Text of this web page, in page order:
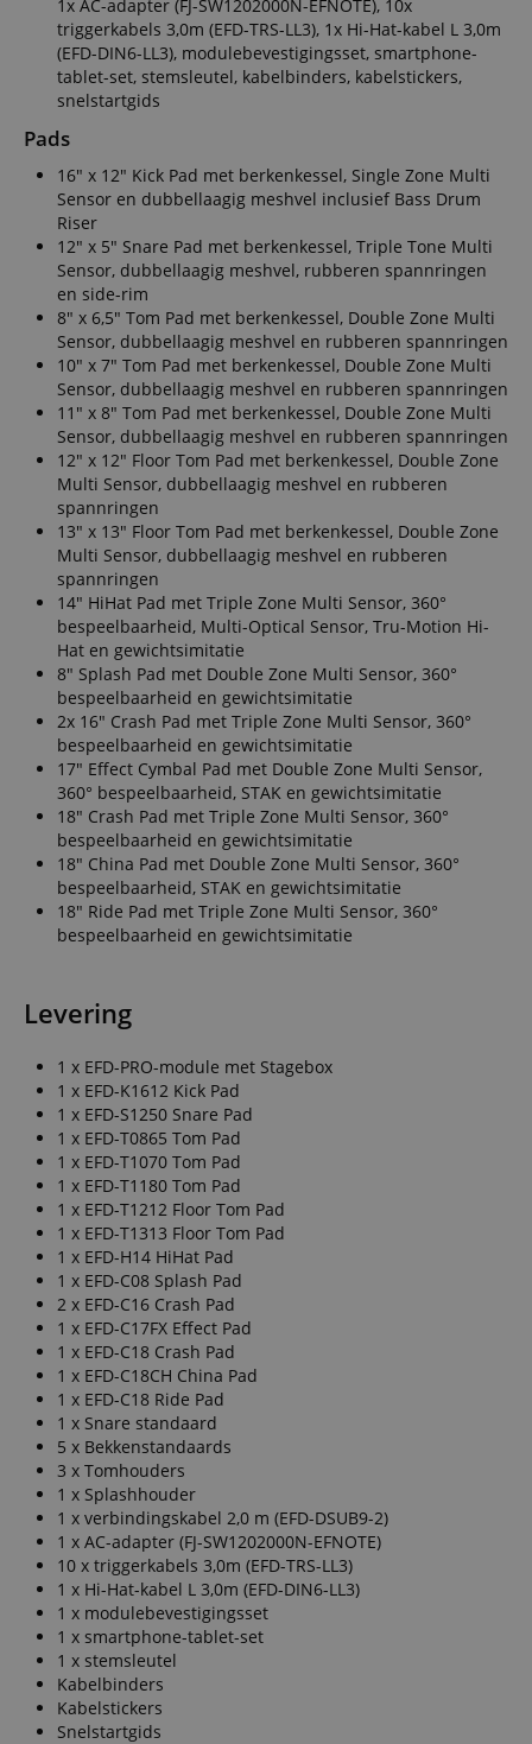
1x AC-adapter (FJ-SW1202000N-EFNOTE), 10x
triggerkabels 3,0m (EFD-TRS-LL3), 1x Hi-Hat-kabel L 3,0m
(EFD-DIN6-LL3), modulebevestigingsset, smartphone-
tablet-set, stemsleutel, kabelbinders, kabelstickers,
snelstartgids
Pads
16" x 12" Kick Pad met berkenkessel, Single Zone Multi
Sensor en dubbellaagig meshvel inclusief Bass Drum
Riser
12" x 5" Snare Pad met berkenkessel, Triple Tone Multi
Sensor, dubbellaagig meshvel, rubberen spannringen
en side-rim
8" x 6,5" Tom Pad met berkenkessel, Double Zone Multi
Sensor, dubbellaagig meshvel en rubberen spannringen
10" x 7" Tom Pad met berkenkessel, Double Zone Multi
Sensor, dubbellaagig meshvel en rubberen spannringen
11" x 8" Tom Pad met berkenkessel, Double Zone Multi
Sensor, dubbellaagig meshvel en rubberen spannringen
12" x 12" Floor Tom Pad met berkenkessel, Double Zone
Multi Sensor, dubbellaagig meshvel en rubberen
spannringen
13" x 13" Floor Tom Pad met berkenkessel, Double Zone
Multi Sensor, dubbellaagig meshvel en rubberen
spannringen
14" HiHat Pad met Triple Zone Multi Sensor, 360°
bespeelbaarheid, Multi-Optical Sensor, Tru-Motion Hi-
Hat en gewichtsimitatie
8" Splash Pad met Double Zone Multi Sensor, 360°
bespeelbaarheid en gewichtsimitatie
2x 16" Crash Pad met Triple Zone Multi Sensor, 360°
bespeelbaarheid en gewichtsimitatie
17" Effect Cymbal Pad met Double Zone Multi Sensor,
360° bespeelbaarheid, STAK en gewichtsimitatie
18" Crash Pad met Triple Zone Multi Sensor, 360°
bespeelbaarheid en gewichtsimitatie
18" China Pad met Double Zone Multi Sensor, 360°
bespeelbaarheid, STAK en gewichtsimitatie
18" Ride Pad met Triple Zone Multi Sensor, 360°
bespeelbaarheid en gewichtsimitatie
Levering
1 x EFD-PRO-module met Stagebox
1 x EFD-K1612 Kick Pad
1 x EFD-S1250 Snare Pad
1 x EFD-T0865 Tom Pad
1 x EFD-T1070 Tom Pad
1 x EFD-T1180 Tom Pad
1 x EFD-T1212 Floor Tom Pad
1 x EFD-T1313 Floor Tom Pad
1 x EFD-H14 HiHat Pad
1 x EFD-C08 Splash Pad
2 x EFD-C16 Crash Pad
1 x EFD-C17FX Effect Pad
1 x EFD-C18 Crash Pad
1 x EFD-C18CH China Pad
1 x EFD-C18 Ride Pad
1 x Snare standaard
5 x Bekkenstandaards
3 x Tomhouders
1 x Splashhouder
1 x verbindingskabel 2,0 m (EFD-DSUB9-2)
1 x AC-adapter (FJ-SW1202000N-EFNOTE)
10 x triggerkabels 3,0m (EFD-TRS-LL3)
1 x Hi-Hat-kabel L 3,0m (EFD-DIN6-LL3)
1 x modulebevestigingsset
1 x smartphone-tablet-set
1 x stemsleutel
Kabelbinders
Kabelstickers
Snelstartgids